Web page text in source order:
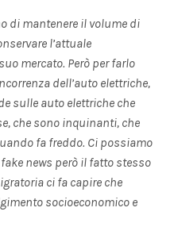
di mantenere il volume di
l’attuale
mercato. Però per farlo
dell’auto elettriche,
sulle auto elettriche che
che sono inquinanti, che
fa freddo. Ci possiamo
news però il fatto stesso
ci fa capire che
socioeconomico e